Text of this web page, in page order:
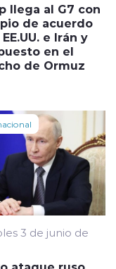
llega al G7 con
de acuerdo
e Irán y
en el
de Ormuz
3 de junio de